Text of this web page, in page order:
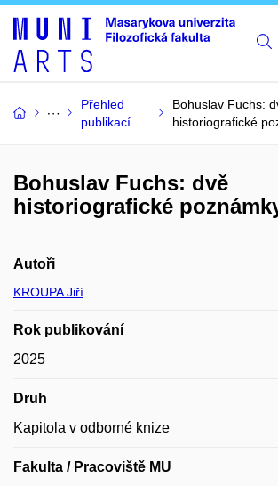
Přehled
publikací
Bohuslav Fuchs:
historiografické
Bohuslav Fuchs: dvě
historiografické
Autoři
KROUPA Jiří
Rok publikování
2025
Druh
Kapitola v odborné knize
Fakulta / Pracoviště MU